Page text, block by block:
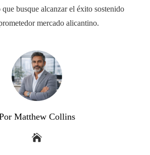
busque alcanzar el éxito sostenido
mercado alicantino.
Matthew Collins